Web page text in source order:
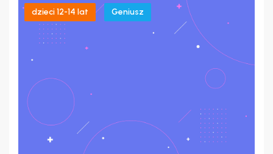
dzieci 12-14 lat Geniusz